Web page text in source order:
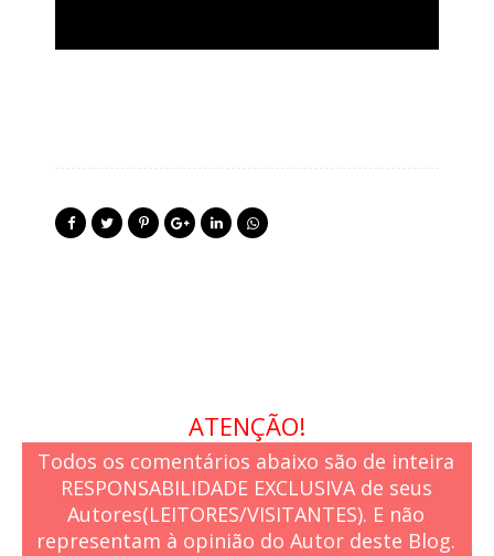
ATENÇÃO!
Todos os comentários abaixo são de inteira
RESPONSABILIDADE EXCLUSIVA de seus
Autores(LEITORES/VISITANTES). E não
representam à opinião do Autor deste Blog.